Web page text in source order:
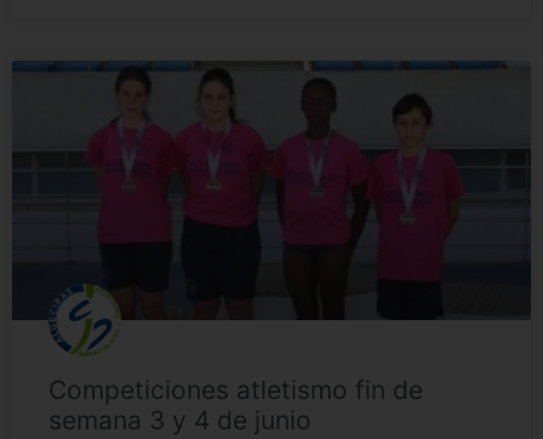
Competiciones atletismo fin de
semana 3 y 4 de junio